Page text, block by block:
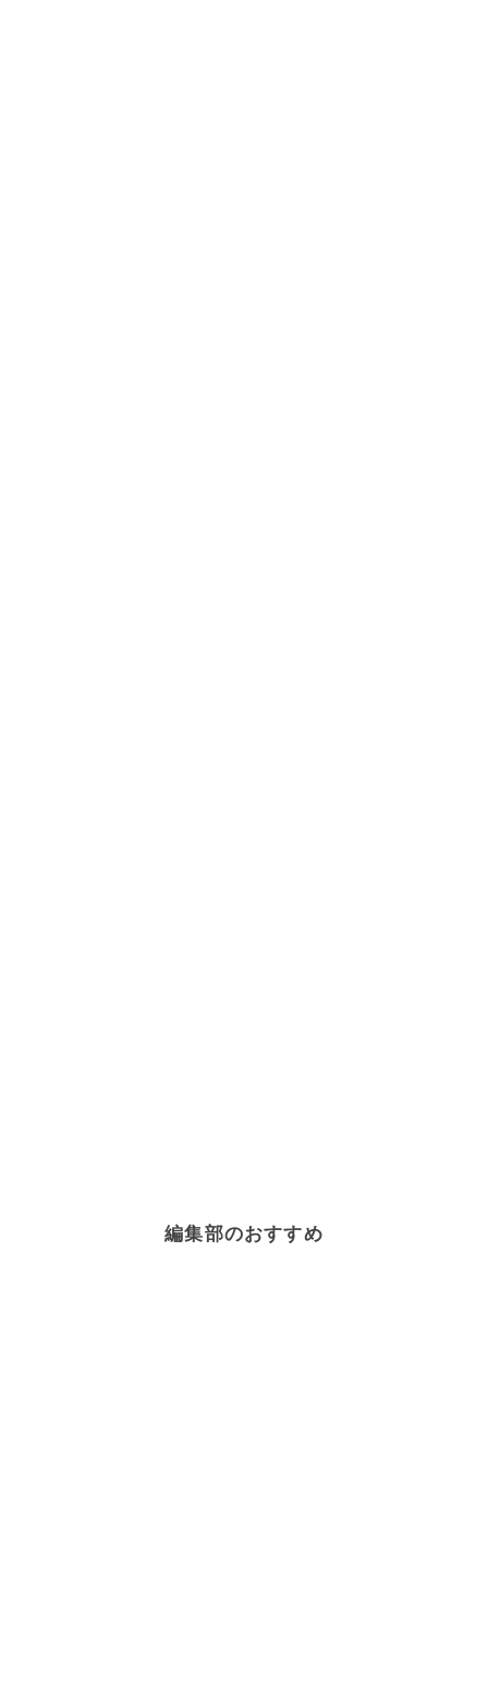
編集部のおすすめ